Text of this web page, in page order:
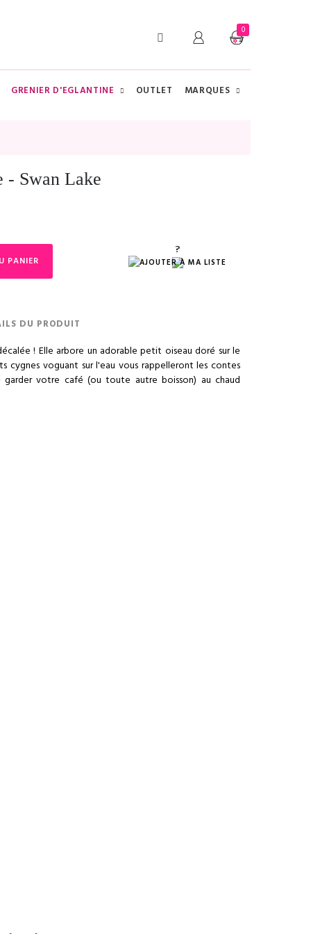
0
GRENIER D'EGLANTINE OUTLET MARQUES
- Swan Lake
PANIER
?
?
DU PRODUIT
! Elle arbore un adorable petit oiseau doré sur le
voguant sur l'eau vous rappelleront les contes
garder votre café (ou toute autre boisson) au chaud